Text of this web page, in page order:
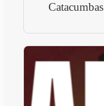
Catacumbas